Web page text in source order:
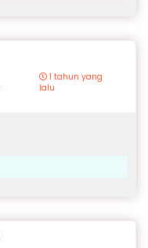
1 tahun yang
lalu